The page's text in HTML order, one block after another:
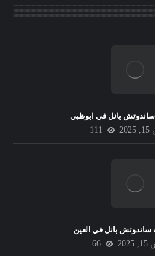
ساندوتش بانل في ابوظبي
111
ساندوتش بانل في العين
66